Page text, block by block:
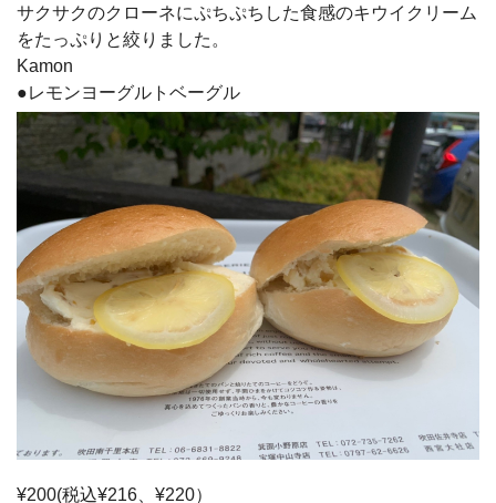
サクサクのクローネにぷちぷちした食感のキウイクリーム
をたっぷりと絞りました。
Kamon
●レモンヨーグルトベーグル
¥200(税込¥216、¥220）